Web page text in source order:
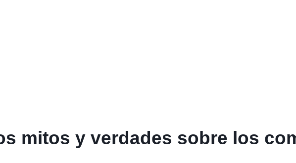
mitos y verdades sobre los